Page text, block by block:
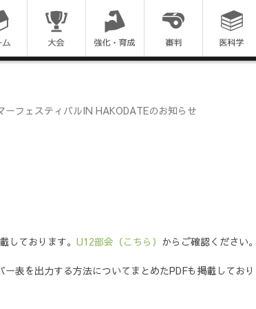
ーフェスティバルIN HAKODATEのお知らせ
しております。 U12部会（こちら） からご確認ください。
表を出力する方法についてまとめたPDFも掲載してお